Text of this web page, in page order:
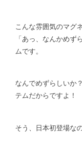
こんな雰囲気のマグ
「あっ、なんかめ
ムです。
なんでめずらしいか
テムだからですよ！
そう、日本初登場な